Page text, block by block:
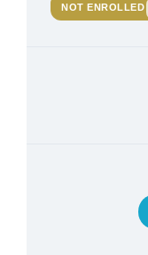
NOT ENROLLED